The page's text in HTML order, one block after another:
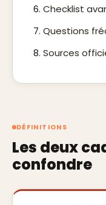
Checklist
Questions
Sources
DÉFINITIONS
Les deux
confondre